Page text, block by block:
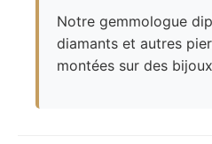
Notre gemmologue
diamants et autres
montées sur des